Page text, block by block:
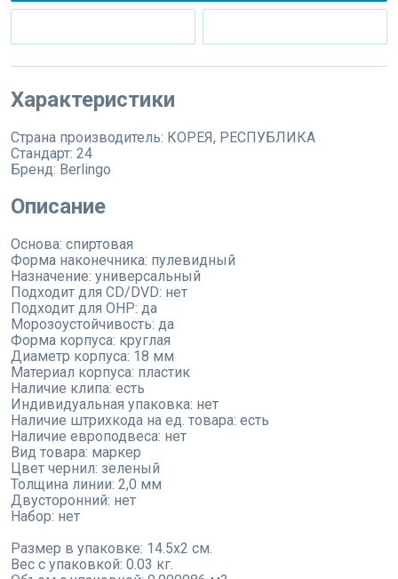
Характеристики
Страна производитель: КОРЕЯ, РЕСПУБЛИКА
Стандарт: 24
Бренд: Berlingo
Описание
Основа: спиртовая
Форма наконечника: пулевидный
Назначение: универсальный
Подходит для CD/DVD: нет
Подходит для OHP: да
Морозоустойчивость: да
Форма корпуса: круглая
Диаметр корпуса: 18 мм
Материал корпуса: пластик
Наличие клипа: есть
Индивидуальная упаковка: нет
Наличие штрихкода на ед. товара: есть
Наличие европодвеса: нет
Вид товара: маркер
Цвет чернил: зеленый
Толщина линии: 2,0 мм
Двусторонний: нет
Набор: нет
Размер в упаковке: 14.5x2 см.
Вес с упаковкой: 0.03 кг.